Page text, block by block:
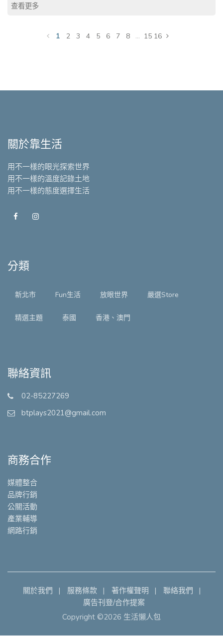
查看更多
1 2 3 4 5 6 7 8 ... 15 16
關於靠生活
用不一樣的眼光探索世界
用不一樣的溫度記錄土地
用不一樣的態度選擇生活
分類
新北市 Fun生活 放眼世界 嚴選Store
精選主題 泰國 香港、澳門
聯絡資訊
02-85227269
btplays2021@gmail.com
商務合作
媒體整合
品牌行銷
公關活動
產業輔導
網路行銷
關於我們 服務條款 著作權聲明
聯絡我們
廣告刊登/合作提案
Copyright ©2026 生活懶人包